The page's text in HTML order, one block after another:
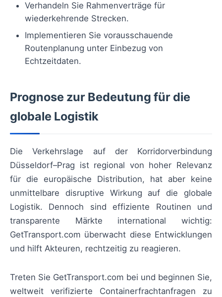
Verhandeln Sie Rahmenverträge für
wiederkehrende Strecken.
Implementieren Sie vorausschauende
Routenplanung unter Einbezug von
Echtzeitdaten.
Prognose zur Bedeutung für die
globale Logistik
Die Verkehrslage auf der Korridorverbindung
Düsseldorf–Prag ist regional von hoher Relevanz
für die europäische Distribution, hat aber keine
unmittelbare disruptive Wirkung auf die globale
Logistik. Dennoch sind effiziente Routinen und
transparente Märkte international wichtig:
GetTransport.com überwacht diese Entwicklungen
und hilft Akteuren, rechtzeitig zu reagieren.
Treten Sie GetTransport.com bei und beginnen Sie,
weltweit verifizierte Containerfrachtanfragen zu